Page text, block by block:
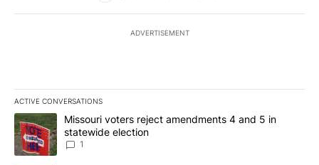
ADVERTISEMENT
ACTIVE CONVERSATIONS
The following is a list of the most commented articles in the last
A trending article titled "Missouri voters reject amendments 4
Missouri voters reject amendments 4 and 5 in
statewide election
1